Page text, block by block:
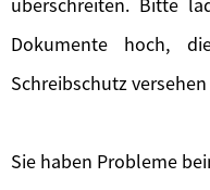
Dokumente hoch,
Schreibschutz
Sie haben Probleme